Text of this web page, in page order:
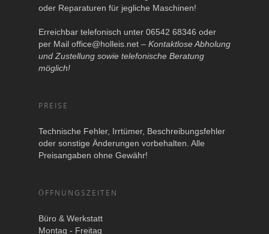
oder Reparaturen für jegliche Maschinen!
Erreichbar telefonisch unter 06542 68346 oder
per Mail office@holleis.net – Kontaktlose Abholung
und Zustellung sowie telefonische Beratung
möglich!
PREISE
Technische Fehler, Irrtümer, Beschreibungsfehler
oder sonstige Änderungen vorbehalten. Alle
Preisangaben ohne Gewähr!
ÖFFNUNGSZEITEN
Büro & Werkstatt
Montag - Freitag